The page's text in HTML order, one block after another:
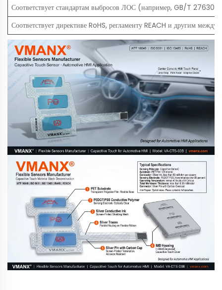
Соответствует стандартам выбросов ЛОС (например, GB/T 27630,
Соответствует директиве RoHS, регламенту REACH и другим